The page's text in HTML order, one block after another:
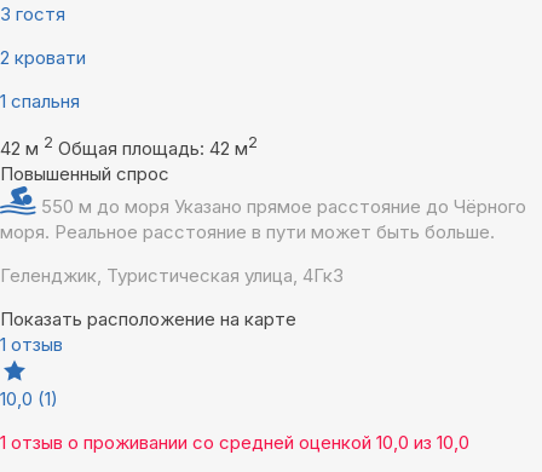
3 гостя
2 кровати
1 спальня
42 м 2 Общая площадь: 42 м2
Повышенный спрос
550 м до моря Указано прямое расстояние до Чёрного
моря. Реальное расстояние в пути может быть больше.
Геленджик, Туристическая улица, 4Гк3
Показать расположение на карте
1 отзыв
10,0 (1)
1 отзыв о проживании со средней оценкой 10,0 из 10,0